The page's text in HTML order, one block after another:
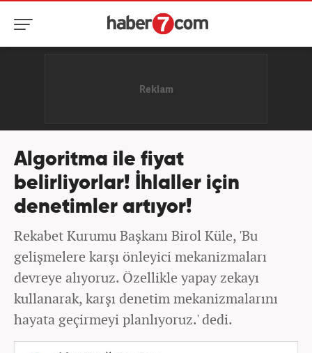
Algoritma ile fiyat
belirliyorlar! İhlaller için
denetimler artıyor!
Rekabet Kurumu Başkanı Birol Küle, 'Bu
gelişmelere karşı önleyici mekanizmaları
devreye alıyoruz. Özellikle yapay zekayı
kullanarak, karşı denetim mekanizmalarını
hayata geçirmeyi planlıyoruz.' dedi.